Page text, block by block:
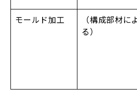
モールド加工
（構成部材に
る）